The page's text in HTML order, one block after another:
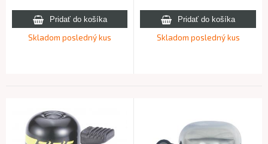
Skladom posledný kus Skladom posledný kus